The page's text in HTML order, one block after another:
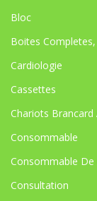
Bloc
Boites
Cardiologie
Cassettes
Chariots Brancard
Consommable
Consommable De
Consultation